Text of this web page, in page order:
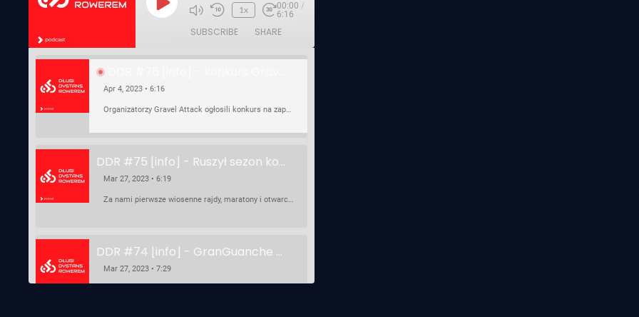
Play
1x 00:00 /
6:16
SUBSCRIBE SHARE
Apr 4, 2023 • 6:16
Organizatorzy Gravel Attack ogłosili konkurs na zaprojektowanie koszulki. Varmia Gravel 2023 przypomina o możliwości podzielenia opłaty startowej na dwie raty 50/50 – na zero procent! …
DDR #75 [info] - Ruszył sezon kolarski! Pierwszy Brevet Race Through Poland, Otwarcie sezonu Rajdy Dla Frajdy, Ankieta Rowerowa, przygotowania do Race Around Poland
Mar 27, 2023 • 6:19
Za nami pierwsze wiosenne rajdy, maratony i otwarcia sezonu, choć w Gdańsku zima nie powiedziała jeszcze ostatniego słowa bo właśnie pada śnieg. Linki: ⁠http://watahaultrarace.pl/⁠⁠https://rajdydlafrajdy.pl/⁠https://brevety.pl/brevets⁠⁠https://racearoundpoland.pl/⁠⁠https://granguanche.com/audax/audaxgravel/⁠⁠Ankieta Rowerowa…
DDR #74 [info] - GranGuanche Gravel startuje w piątek! Wataha Ultra Race Wiosna - zaprasza Mateusz Szafraniec. Dwie samochwałki
Mar 27, 2023 • 7:29